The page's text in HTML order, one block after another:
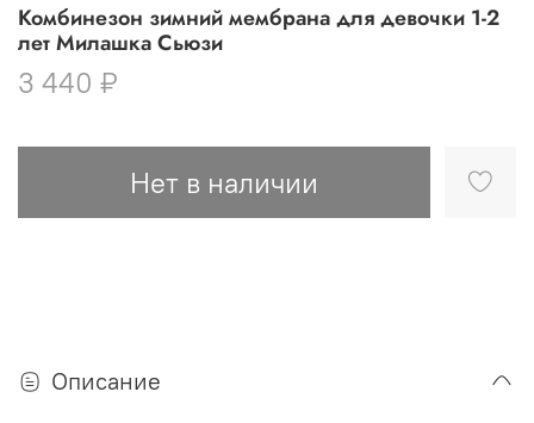
Комбинезон зимний мембрана для девочки 1-2
лет Милашка Сьюзи
3 440 ₽
Нет в наличии
Описание